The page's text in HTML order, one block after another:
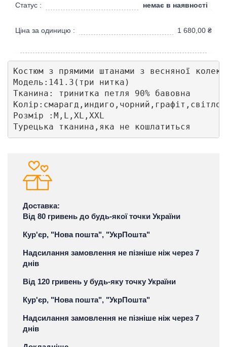
Статус : немає в наявності
Ціна за одиницю : 1 680,00 ₴
Костюм з прямими штанами з весняної
Модель:141.3(три нитка)
Тканина: тринитка петля 90% бавовна
Розмір :M,L,XL,XXL
Турецька тканина,яка не кошлатиться
Доставка:
Від 80 гривень до будь-якої точки України
Кур'єр, "Нова пошта", "УкрПошта"
Надсилання замовлення не пізніше ніж через 7
днів
Від 120 гривень у будь-яку точку України
Кур'єр, "Нова пошта", "УкрПошта"
Надсилання замовлення не пізніше ніж через 7
днів